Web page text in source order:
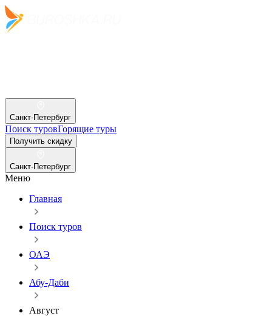
Санкт-Петербург
Поиск туровГорящие туры
Получить скидку
Санкт-Петербург
Меню
Главная
Поиск туров
ОАЭ
Абу-Даби
Август